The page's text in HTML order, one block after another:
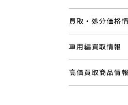
買取・処分価格
車用編買取情報
高価買取商品情